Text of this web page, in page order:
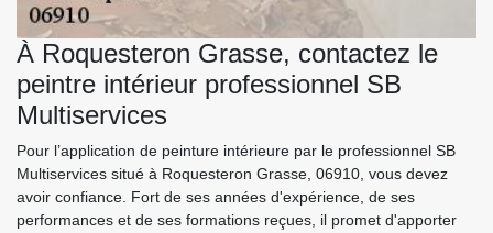
À Roquesteron Grasse, contactez le
peintre intérieur professionnel SB
Multiservices
Pour l’application de peinture intérieure par le professionnel SB
Multiservices situé à Roquesteron Grasse, 06910, vous devez
avoir confiance. Fort de ses années d'expérience, de ses
performances et de ses formations reçues, il promet d'apporter